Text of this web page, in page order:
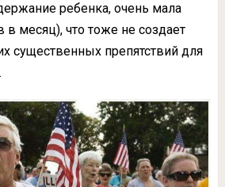
ребенка, очень мала
месяц), что тоже не создает
существенных препятствий для